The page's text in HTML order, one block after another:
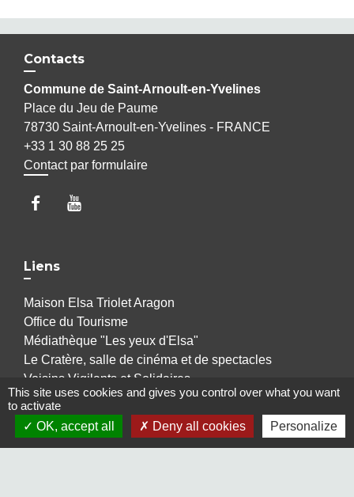
Contacts
Commune de Saint-Arnoult-en-Yvelines
Place du Jeu de Paume
78730 Saint-Arnoult-en-Yvelines - FRANCE
+33 1 30 88 25 25
Contact par formulaire
Liens
Maison Elsa Triolet Aragon
Office du Tourisme
Médiathèque "Les yeux d'Elsa"
Le Cratère, salle de cinéma et de spectacles
Voisins Vigilants et Solidaires
Jumelages
This site uses cookies and gives you control over what you want
to activate
OK, accept all
Deny all cookies Personalize